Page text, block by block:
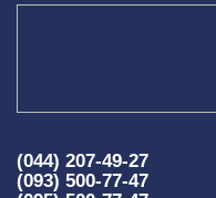
(044) 207-49-27
(093) 500-77-47